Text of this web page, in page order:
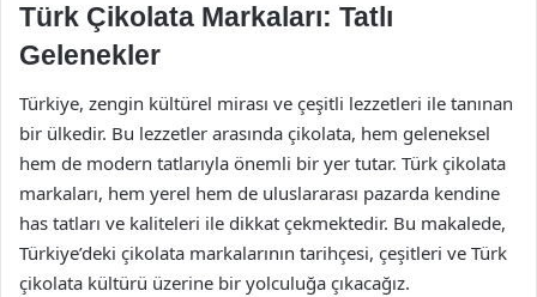
Türk Çikolata Markaları: Tatlı
Gelenekler
Türkiye, zengin kültürel mirası ve çeşitli lezzetleri ile tanınan
bir ülkedir. Bu lezzetler arasında çikolata, hem geleneksel
hem de modern tatlarıyla önemli bir yer tutar. Türk çikolata
markaları, hem yerel hem de uluslararası pazarda kendine
has tatları ve kaliteleri ile dikkat çekmektedir. Bu makalede,
Türkiye’deki çikolata markalarının tarihçesi, çeşitleri ve Türk
çikolata kültürü üzerine bir yolculuğa çıkacağız.